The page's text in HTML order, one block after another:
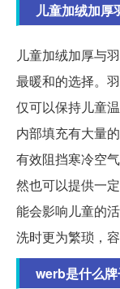
儿童加绒加厚
儿童加绒加厚与
最暖和的选择。
仅可以保持儿童
内部填充有大量
有效阻挡寒冷空
然也可以提供一
能会影响儿童的
洗时更为繁琐，
werb是什么